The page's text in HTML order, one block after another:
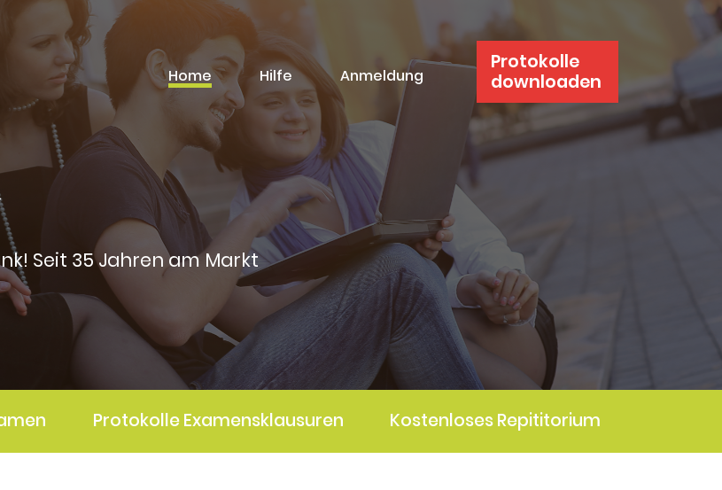
Home Hilfe Anmeldung
Protokolle
downloaden
Seit 35 Jahren am Markt
Protokolle Examensklausuren Kostenloses Repititorium